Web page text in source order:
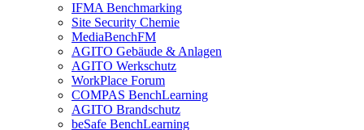
IFMA Benchmarking
Site Security Chemie
MediaBenchFM
AGITO Gebäude & Anlagen
AGITO Werkschutz
WorkPlace Forum
COMPAS BenchLearning
AGITO Brandschutz
beSafe BenchLearning